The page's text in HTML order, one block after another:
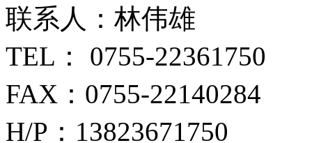
联系人：林伟雄
TEL： 0755-22361750
FAX：0755-22140284
H/P：13823671750